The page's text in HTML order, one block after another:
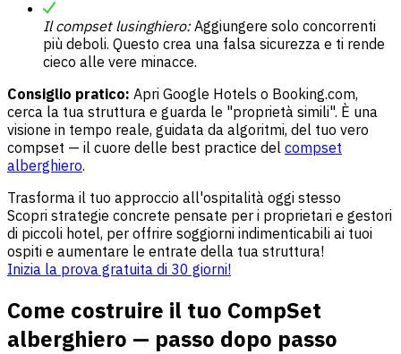
Il compset lusinghiero:Aggiungere solo concorrenti
più deboli. Questo crea una falsa sicurezza e ti rende
cieco alle vere minacce.
Consiglio pratico: Apri Google Hotels o Booking.com,
cerca la tua struttura e guarda le "proprietà simili". È una
visione in tempo reale, guidata da algoritmi, del tuo vero
compset — il cuore delle best practice del compset
alberghiero.
Trasforma il tuo approccio all'ospitalità oggi stesso
Scopri strategie concrete pensate per i proprietari e gestori
di piccoli hotel, per offrire soggiorni indimenticabili ai tuoi
ospiti e aumentare le entrate della tua struttura!
Inizia la prova gratuita di 30 giorni!
Come costruire il tuo CompSet
alberghiero — passo dopo passo